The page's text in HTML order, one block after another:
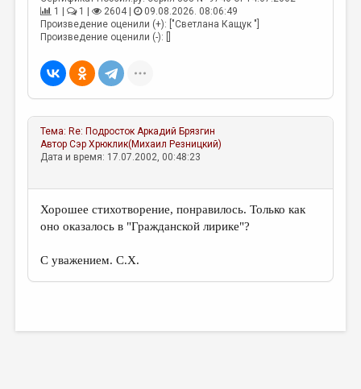
ОТ РЕДАКЦИИ
МАЛАЯ ПРОЗА
ЭССЕИСТИКА
ЛИТЕРАТУРОВЕДЕНИЕ
КУЛЬТУРОВЕДЕНИЕ
ПУБЛИЦИСТИКА
ЦИКЛЫ ПУБЛИКАЦИЙ
ТРЕДИАКОВСКИЙ
МЕДИА
ВКОНТАКТЕ
1 |
1 | 2604 |
09.08.2026. 08:06:49
Произведение оценили (+): ["Светлана Кащук "]
Произведение оценили (-): []
Тема: Re: Подросток Аркадий Брязгин
АвторСэр Хрюклик(Михаил Резницкий)
Дата и время: 17.07.2002, 00:48:23
Хорошее стихотворение, понравилось. Только как
оно оказалось в "Гражданской лирике"?
С уважением. С.Х.